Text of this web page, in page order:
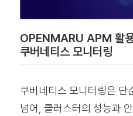
OPENMARU APM 활
쿠버네티스 모니터링
쿠버네티스 모니터링은 단
넘어, 클러스터의 성능과